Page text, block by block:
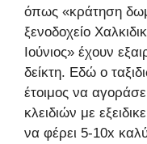
όπως «κράτηση
ξενοδοχείο
Ιούνιος» έχουν
δείκτη. Εδώ ο
έτοιμος να
κλειδιών με
να φέρει 5-10x